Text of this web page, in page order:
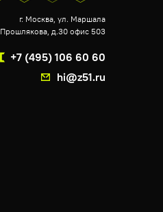
г. Москва, ул. Маршала
Прошлякова, д.30 офис 503
+7 (495) 106 60 60
hi@z51.ru